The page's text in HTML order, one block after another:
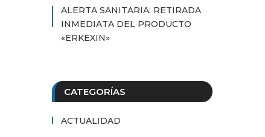
ALERTA SANITARIA: RETIRADA
INMEDIATA DEL PRODUCTO
«ERKEXIN»
CATEGORÍAS
ACTUALIDAD